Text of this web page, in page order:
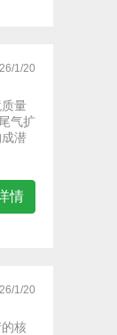
1/20
量
气扩
潜
情
1/20
核